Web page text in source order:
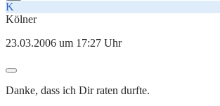
K
Kölner
23.03.2006 um 17:27 Uhr
Danke, dass ich Dir raten durfte.